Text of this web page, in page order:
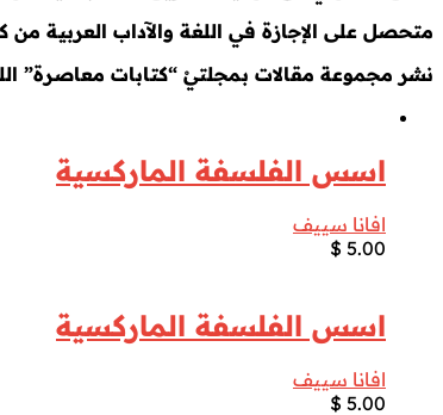
متحصل على الإجازة في اللغة والآداب العربية من كلية
نشر مجموعة مقالات بمجلتيْ “كتابات معاصرة”
اسس الفلسفة الماركسية
افانا سييف
$ 5.00
اسس الفلسفة الماركسية
افانا سييف
$ 5.00